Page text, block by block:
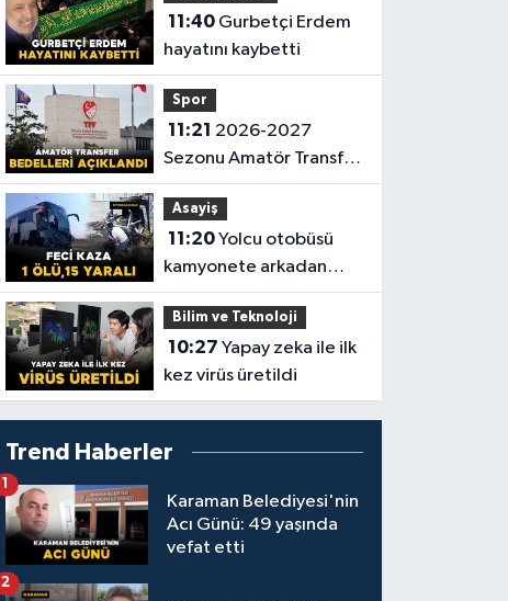
11:40Gurbetçi Erdem
hayatını kaybetti
Spor
11:21
Sezonu Amatör Transfer
Bedelleri Açıklandı
Asayiş
11:20Yolcu otobüsü
kamyonete arkadan
çarptı: 1 ölü, 15 yaralı
Bilim ve Teknoloji
10:27
kez virüs üretildi
Trend Haberler
Karaman Belediyesi'nin
Acı Günü: 49 yaşında
vefat etti
1
2